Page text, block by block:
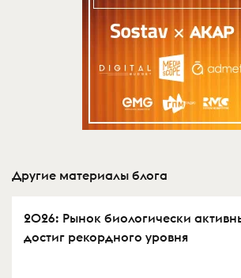
Другие материалы блога
2026: Рынок биологически
достиг рекордного уровня